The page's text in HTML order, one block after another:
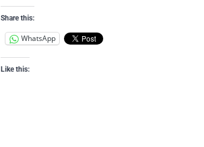
Share this:
WhatsApp
Like this: